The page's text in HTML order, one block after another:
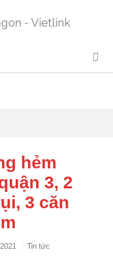
hẻm
3, 2
3 căn
Tin tức